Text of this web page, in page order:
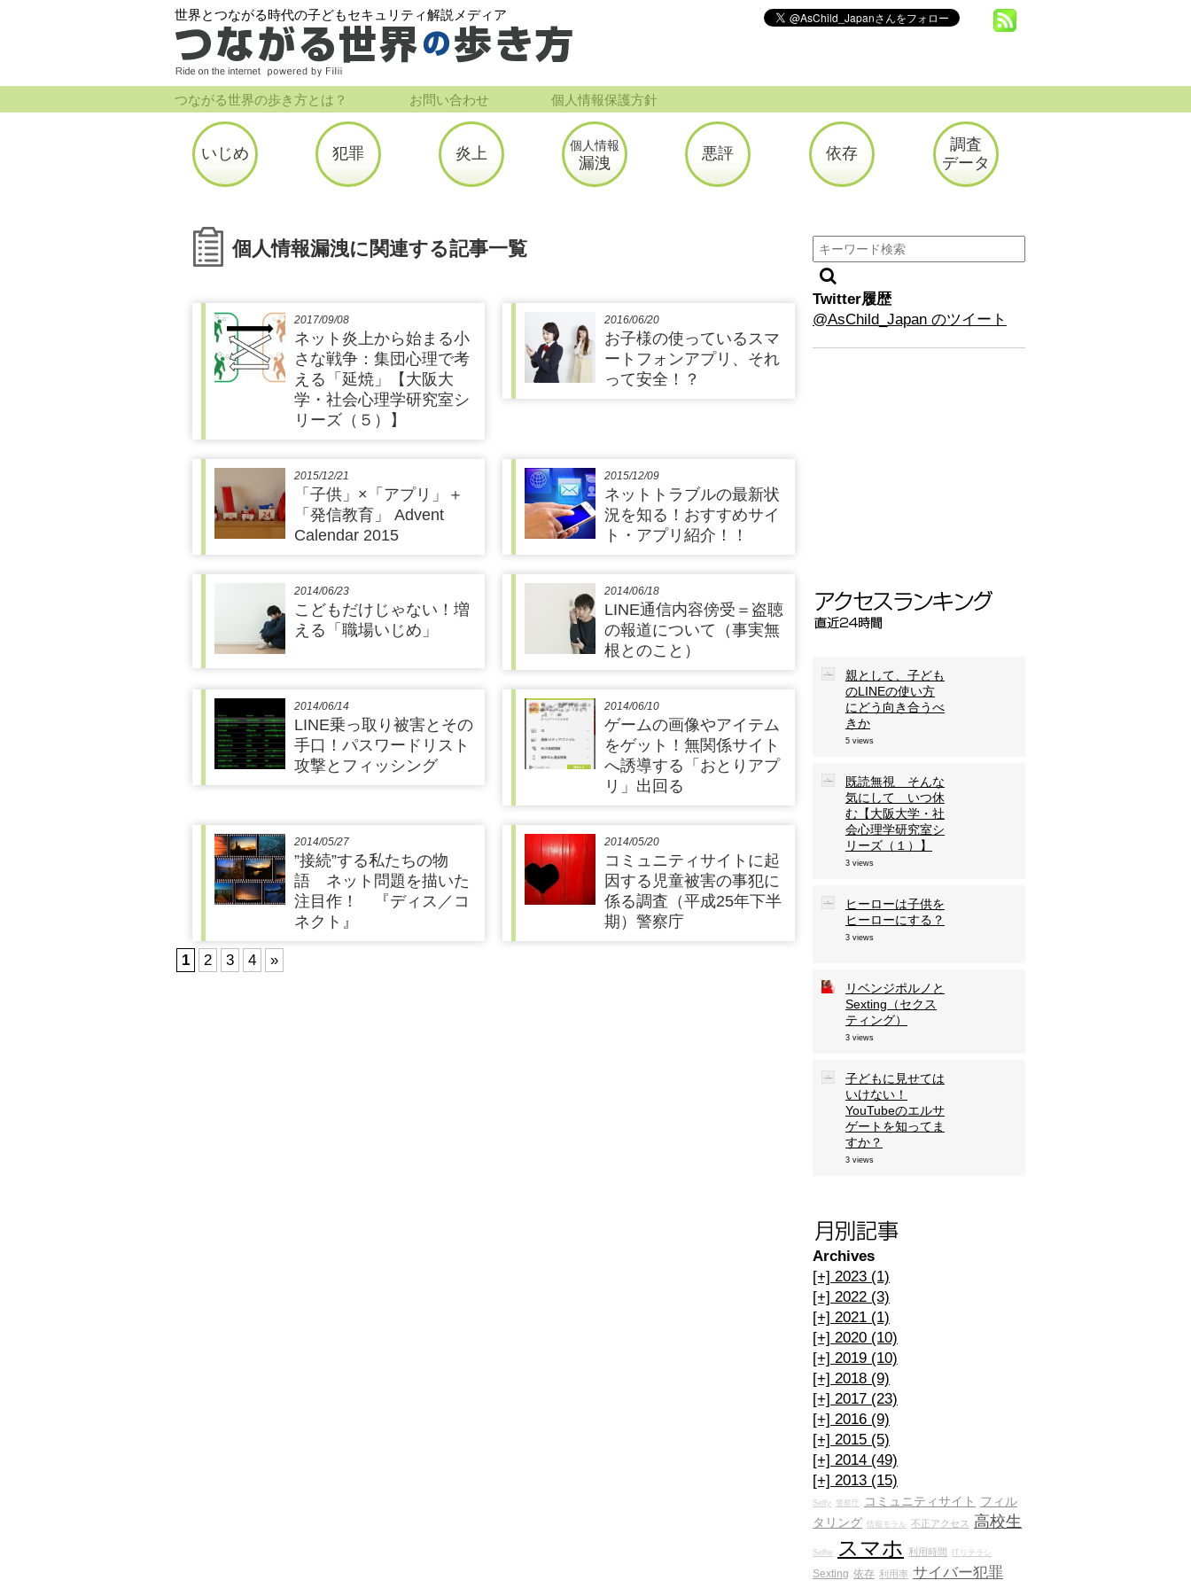
世界とつながる時代の子どもセキュリティ解説メディア
つながる世界の歩き方とは？ お問い合わせ 個人情報保護方針
いじめ 犯罪 炎上 個人情報
漏洩
悪評 依存
調査
データ
個人情報漏洩に関連する記事一覧
2017/09/08
ネット炎上から始まる小
さな戦争：集団心理で考
える「延焼」【大阪大
学・社会心理学研究室シ
リーズ（５）】
2016/06/20
お子様の使っているスマ
ートフォンアプリ、それ
って安全！？
2015/12/21
「子供」×「アプリ」＋
「発信教育」 Advent
Calendar 2015
2015/12/09
ネットトラブルの最新状
況を知る！おすすめサイ
ト・アプリ紹介！！
2014/06/23
こどもだけじゃない！増
える「職場いじめ」
2014/06/18
LINE通信内容傍受＝盗聴
の報道について（事実無
根とのこと）
2014/06/14
LINE乗っ取り被害とその
手口！パスワードリスト
攻撃とフィッシング
2014/06/10
ゲームの画像やアイテム
をゲット！無関係サイト
へ誘導する「おとりアプ
リ」出回る
2014/05/27
”接続”する私たちの物
語 ネット問題を描いた
注目作！ 『ディス／コ
ネクト』
2014/05/20
コミュニティサイトに起
因する児童被害の事犯に
係る調査（平成25年下半
期）警察庁
1 2 3 4 »
Twitter履歴
@AsChild_Japan のツイート
親として、子ども
のLINEの使い方
にどう向き合うべ
きか
5 views
既読無視 そんな
気にして いつ休
む【大阪大学・社
会心理学研究室シ
リーズ（１）】
3 views
ヒーローは子供を
ヒーローにする？
3 views
リベンジポルノと
Sexting（セクス
ティング）
3 views
子どもに見せては
いけない！
YouTubeのエルサ
ゲートを知ってま
すか？
3 views
Archives
[+] 2023 (1)
[+] 2022 (3)
[+] 2021 (1)
[+] 2020 (10)
[+] 2019 (10)
[+] 2018 (9)
[+] 2017 (23)
[+] 2016 (9)
[+] 2015 (5)
[+] 2014 (49)
[+] 2013 (15)
Selfy 警察庁 コミュニティサイト フィル
タリング 情報モラル 不正アクセス 高校生
Selfie スマホ 利用時間 ITリテラシ
Sexting 依存 利用率 サイバー犯罪